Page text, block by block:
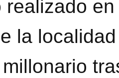
realizado
la